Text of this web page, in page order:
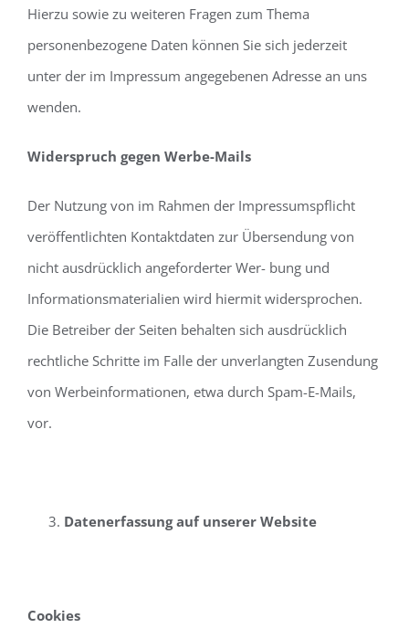
Hierzu sowie zu weiteren Fragen zum Thema
personenbezogene Daten können Sie sich jederzeit
unter der im Impressum angegebenen Adresse an uns
wenden.
Widerspruch gegen Werbe-Mails
Der Nutzung von im Rahmen der Impressumspflicht
veröffentlichten Kontaktdaten zur Übersendung von
nicht ausdrücklich angeforderter Wer- bung und
Informationsmaterialien wird hiermit widersprochen.
Die Betreiber der Seiten behalten sich ausdrücklich
rechtliche Schritte im Falle der unverlangten Zusendung
von Werbeinformationen, etwa durch Spam-E-Mails,
vor.
Datenerfassung auf unserer Website
Cookies